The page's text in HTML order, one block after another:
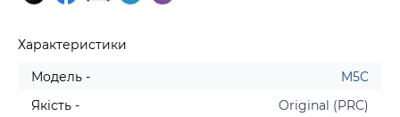
Характеристики
Модель -
M5C
Якість -
Original (PRC)